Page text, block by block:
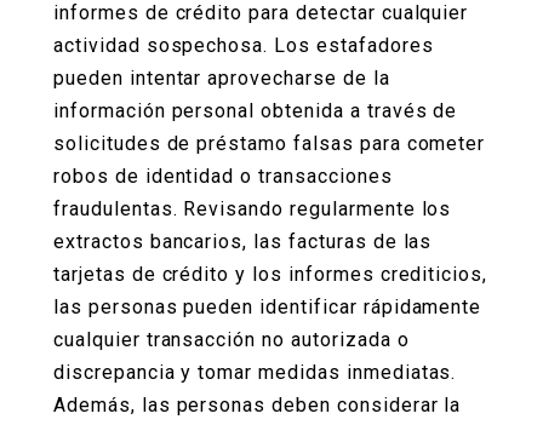
informes de crédito para detectar cualquier
actividad sospechosa. Los estafadores
pueden intentar aprovecharse de la
información personal obtenida a través de
solicitudes de préstamo falsas para cometer
robos de identidad o transacciones
fraudulentas. Revisando regularmente los
extractos bancarios, las facturas de las
tarjetas de crédito y los informes crediticios,
las personas pueden identificar rápidamente
cualquier transacción no autorizada o
discrepancia y tomar medidas inmediatas.
Además, las personas deben considerar la